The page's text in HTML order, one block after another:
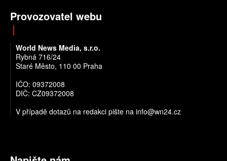
Provozovatel webu
World News Media, s.r.o.
Rybná 716/24
Staré Město, 110 00 Praha
IČO: 09372008
DIČ: CZ09372008
V případě dotazů na redakci pište na info@wn24.cz